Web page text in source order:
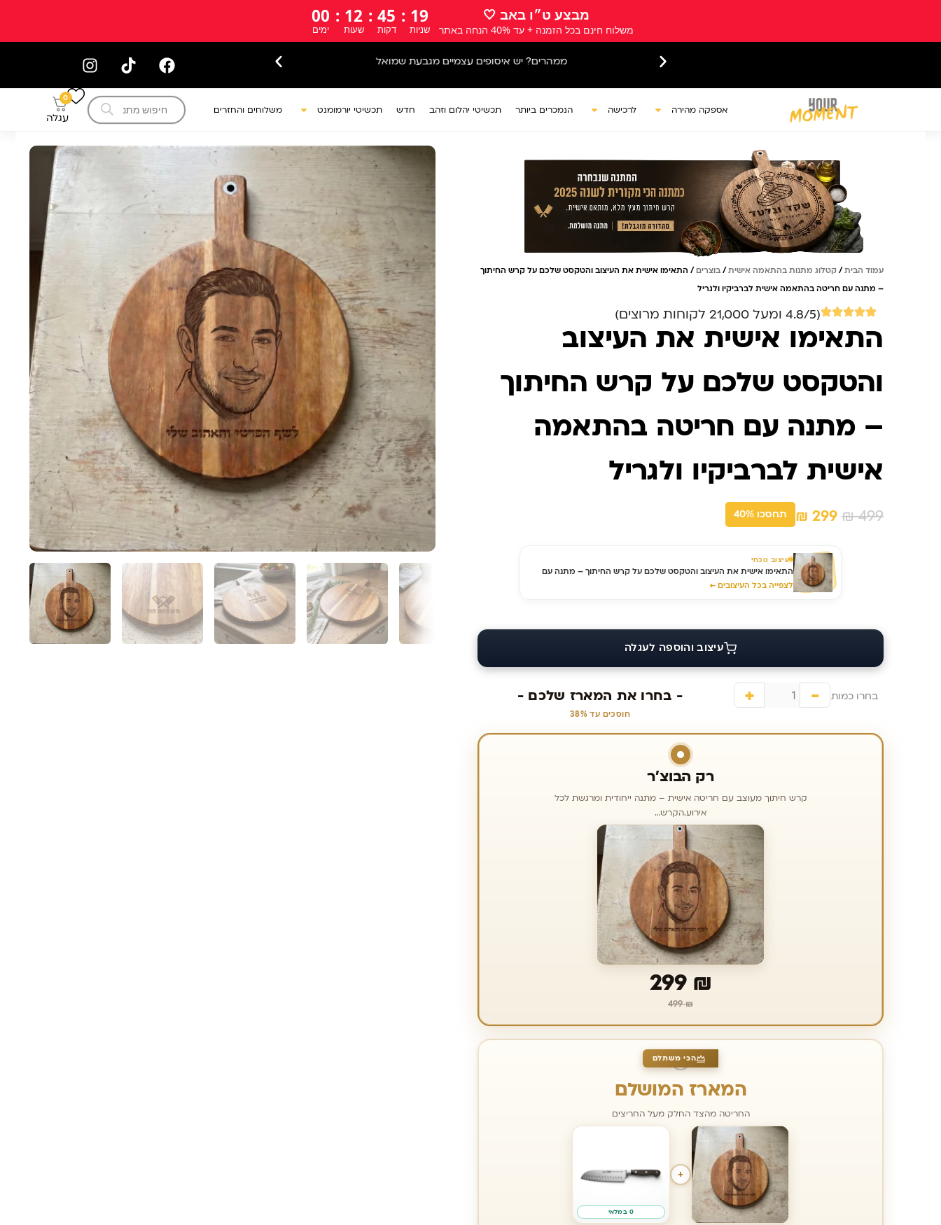
מבצע ט״ו באב 🤍
משלוח חינם בכל הזמנה + עד 40% הנחה באתר
17
שניות
:
45
דקות
:
12
שעות
:
00
ימים
ממהרים? יש איסופים עצמיים מגבעת שמואל אתר המתנות של ישראל
אספקה מהירה לרכישה הנמכרים ביותר תכשיטי יהלום וזהב חדש תכשיטי יורמומנט משלוחים והחזרים
Products
search
0
עגלה
עמוד הבית/ קטלוג מתנות בהתאמה אישית/ בוצרים/ התאימו אישית את העיצוב והטקסט שלכם על קרש החיתוך
– מתנה עם חריטה בהתאמה אישית לברביקיו ולגריל
(4.8/5 ומעל 21,000 לקוחות מרוצים)
התאימו אישית את העיצוב
והטקסט שלכם על קרש החיתוך
– מתנה עם חריטה בהתאמה
אישית לברביקיו ולגריל
₪499
המחיר
המקורי
היה:
₪ 499.
₪ 299
המחיר
הנוכחי
הוא:
₪ 299.
תחסכו 40%
עיצוב נוכחי
התאימו אישית את העיצוב והטקסט שלכם על קרש החיתוך – מתנה עם
חריטה בהתאמה אישית לברביקיו ולגריל
לצפייה בכל העיצובים ←
עיצוב והוספה לעגלה
בחרו כמות -
התאימו
אישית
את
העיצוב
קרש
+ - בחרו את המארז שלכם -
חוסכים עד 38%
רק הבוצ׳ר
קרש חיתוך מעוצב עם חריטה אישית – מתנה ייחודית ומרגשת לכל
אירוע.הקרש…
₪
299
₪
499
הכי משתלם
המארז המושלם
החריטה מהצד החלק מעל החריצים
+
0 במלאי